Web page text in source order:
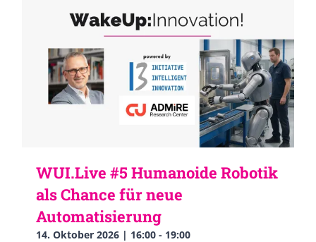
WUI.Live #5 Humanoide Robotik
als Chance für neue
Automatisierung
14. Oktober 2026 | 16:00 - 19:00